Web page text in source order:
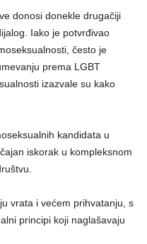
donosi donekle drugačiji
Iako je potvrđivao
često je
prema LGBT
izazvale su kako
kandidata u
iskorak u kompleksnom
vrata i većem prihvatanju, s
principi koji naglašavaju